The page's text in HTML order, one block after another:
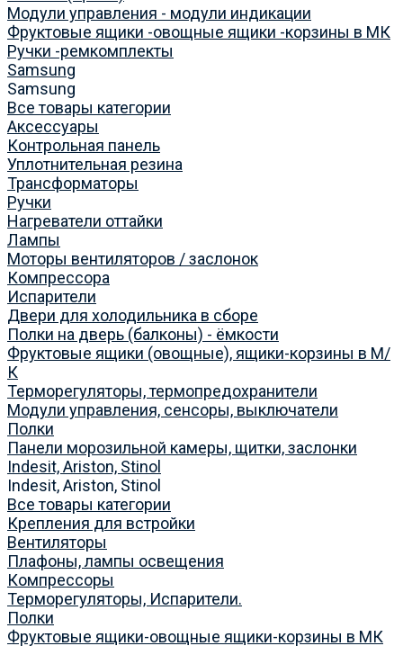
Модули управления - модули индикации
Фруктовые ящики -овощные ящики -корзины в МК
Ручки -ремкомплекты
Samsung
Samsung
Все товары категории
Аксессуары
Контрольная панель
Уплотнительная резина
Трансформаторы
Ручки
Нагреватели оттайки
Лампы
Моторы вентиляторов / заслонок
Компрессора
Испарители
Двери для холодильника в сборе
Полки на дверь (балконы) - ёмкости
Фруктовые ящики (овощные), ящики-корзины в М/
К
Терморегуляторы, термопредохранители
Модули управления, сенсоры, выключатели
Полки
Панели морозильной камеры, щитки, заслонки
Indesit, Ariston, Stinol
Indesit, Ariston, Stinol
Все товары категории
Крепления для встройки
Вентиляторы
Плафоны, лампы освещения
Компрессоры
Терморегуляторы, Испарители.
Полки
Фруктовые ящики-овощные ящики-корзины в МК